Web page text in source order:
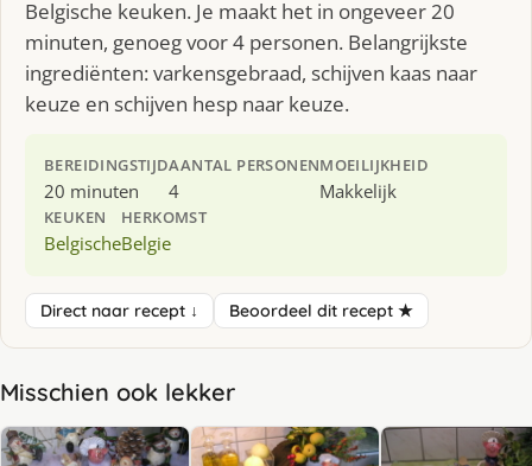
Belgische keuken. Je maakt het in ongeveer 20
minuten, genoeg voor 4 personen. Belangrijkste
ingrediënten: varkensgebraad, schijven kaas naar
keuze en schijven hesp naar keuze.
BEREIDINGSTIJD
20 minuten
AANTAL PERSONEN
4
MOEILIJKHEID
Makkelijk
KEUKEN
Belgische
HERKOMST
Belgie
Direct naar recept ↓ Beoordeel dit recept ★
Misschien ook lekker